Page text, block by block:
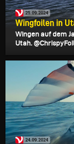
25.09.2024
Wingfoilen in
Wingen auf dem
Utah.
24.09.2024